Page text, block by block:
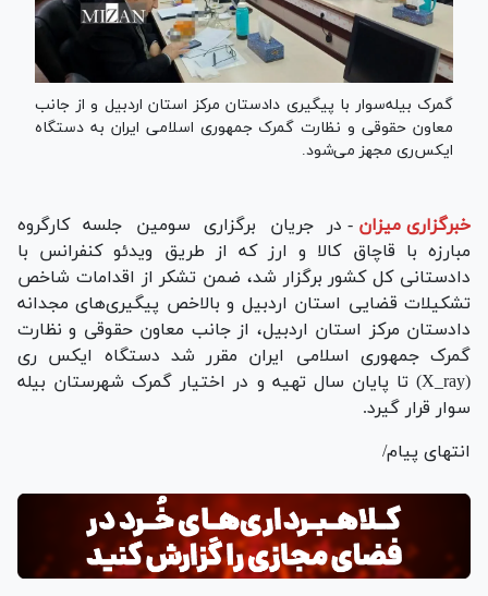
گمرک بیله‌سوار با پیگیری دادستان مرکز استان اردبیل و از جانب
معاون حقوقی و نظارت گمرک جمهوری اسلامی ایران به دستگاه
ایکس‌ری مجهز می‌شود.
خبرگزاری میزان - در جریان برگزاری سومین جلسه کارگروه
مبارزه با قاچاق کالا و ارز که از طریق ویدئو کنفرانس با
دادستانی کل کشور برگزار شد، ضمن تشکر از اقدامات شاخص
تشکیلات قضایی استان اردبیل و بالاخص پیگیری‌های مجدانه
دادستان مرکز استان اردبیل، از جانب معاون حقوقی و نظارت
گمرک جمهوری اسلامی ایران مقرر شد دستگاه ایکس ری
(X_ray) تا پایان سال تهیه و در اختیار گمرک شهرستان بیله
سوار قرار گیرد.
انتهای پیام/